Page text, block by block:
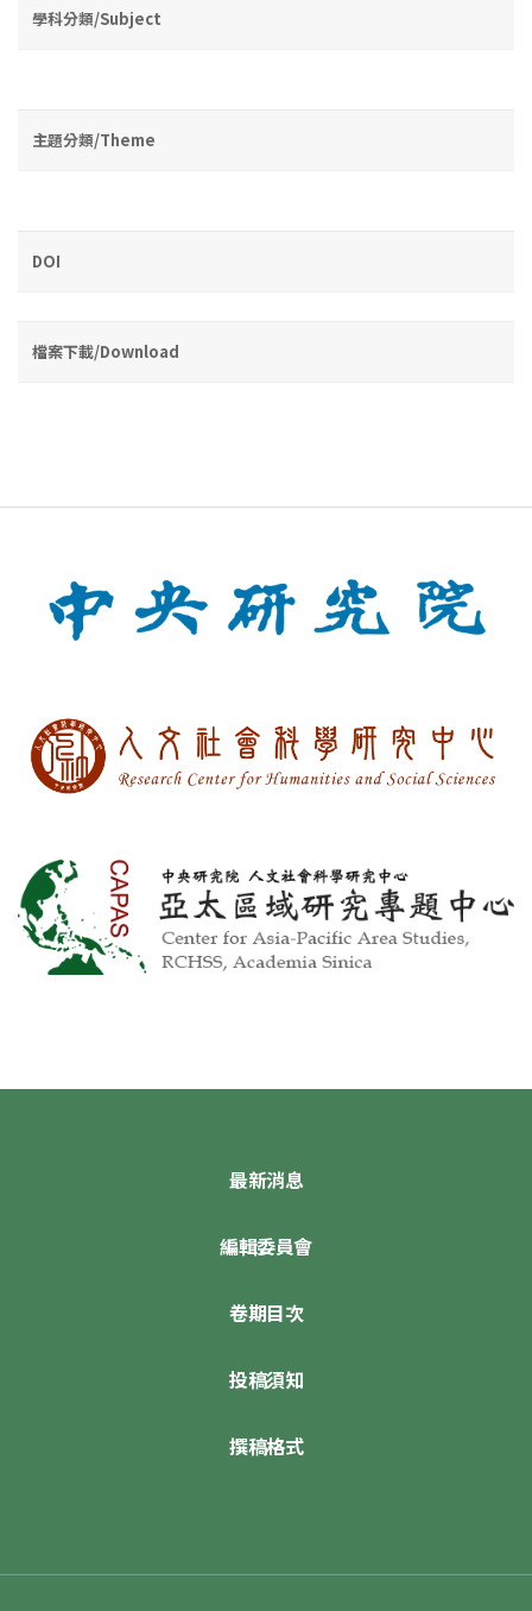
學科分類/Subject
主題分類/Theme
DOI
檔案下載/Download
最新消息
編輯委員會
卷期目次
投稿須知
撰稿格式